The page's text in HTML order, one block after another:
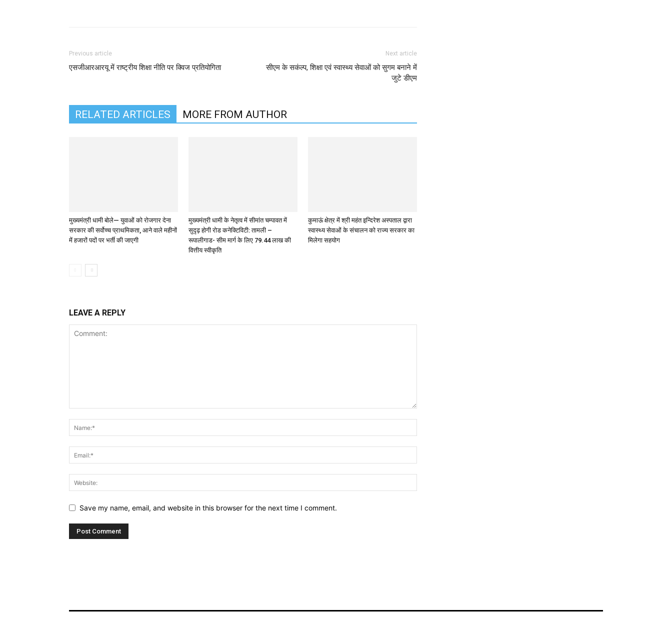
Previous article
एसजीआरआरयू में राष्ट्रीय शिक्षा नीति पर क्विज प्रतियोगिता
Next article
सीएम के सकंल्प, शिक्षा एवं स्वास्थ्य सेवाओं को सुगम बनाने में
जुटे डीएम
RELATED ARTICLES MORE FROM AUTHOR
मुख्यमंत्री धामी बोले— युवाओं को रोजगार देना
सरकार की सर्वोच्च प्राथमिकता, आने वाले महीनों
में हजारों पदों पर भर्ती की जाएगी
मुख्यमंत्री धामी के नेतृत्व में सीमांत चम्पावत में
सुदृढ़ होगी रोड कनेक्टिविटी: तामली –
रूपालीगाड- सीम मार्ग के लिए ₹79.44 लाख की
वित्तीय स्वीकृति
कुमाऊं क्षेत्र में श्री महंत इन्दिरेश अस्पताल द्वारा
स्वास्थ्य सेवाओं के संचालन को राज्य सरकार का
मिलेगा सहयोग
LEAVE A REPLY
Save my name, email, and website in this browser for the next time I comment.